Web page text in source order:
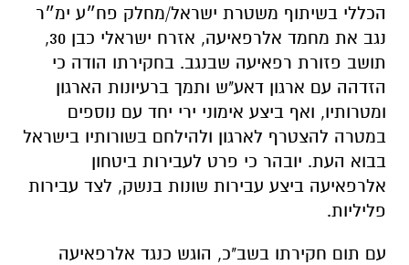
הכללי בשיתוף משטרת ישראל/מחלק פח״ע ימ״ר
נגב את מחמד אלרפאיעה, אזרח ישראלי כבן 30,
תושב פזורת רפאיעה שבנגב. בחקירתו הודה כי
הזדהה עם ארגון דאע"ש ותמך ברעיונות הארגון
ומטרותיו, ואף ביצע אימוני ירי יחד עם נוספים
במטרה להצטרף לארגון ולהילחם בשורותיו בישראל
בבוא העת. יובהר כי פרט לעבירות ביטחון
אלרפאיעה ביצע עבירות שונות בנשק, לצד עבירות
פליליות.
עם תום חקירתו בשב"כ, הוגש כנגד אלרפאיעה